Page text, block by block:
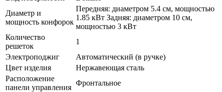
Диаметр и
мощность конфорок
Передняя: диаметром 5.4 см, мощностью
1.85 кВт Задняя: диаметром 10 см,
мощностью 3 кВт
Количество
решеток
1
Электроподжиг
Автоматический (в ручке)
Цвет изделия
Нержавеющая сталь
Расположение
панели управления
Фронтальное